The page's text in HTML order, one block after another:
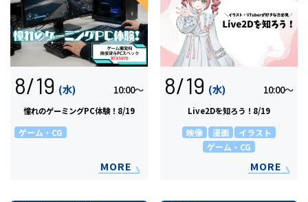
8/19 (水) 10:00〜
憧れのゲーミングPC体験！8/19
ゲーム・CG
MORE
8/19 (水) 10:00〜
Live2Dを知ろう！8/19
映像 漫画
イラスト
ゲーム・CG
MORE